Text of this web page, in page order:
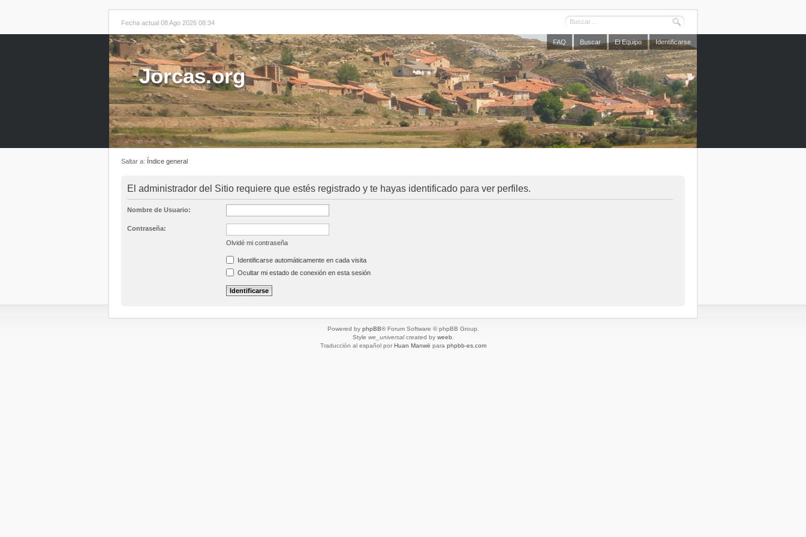
Fecha actual 08 Ago 2026 08:34
FAQ Buscar El Equipo Identificarse
Jorcas.org
Saltar a: Índice general
El administrador del Sitio requiere que estés registrado y te hayas identificado para ver perfiles.
Nombre de Usuario:
Contraseña:
Olvidé mi contraseña
Identificarse automáticamente en cada visita
Ocultar mi estado de conexión en esta sesión
Powered by phpBB® Forum Software © phpBB Group.
Style we_universalcreated by weeb
Traducción al español por Huan Manwë para phpbb-es.com